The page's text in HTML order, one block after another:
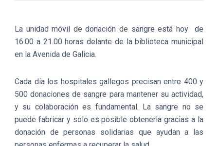
La unidad móvil de donación de sangre está hoy de
16.00 a 21.00 horas delante de la biblioteca municipal
en la Avenida de Galicia.
Cada día los hospitales gallegos precisan entre 400 y
500 donaciones de sangre para mantener su actividad,
y su colaboración es fundamental. La sangre no se
puede fabricar y solo es posible obtenerla gracias a la
donación de personas solidarias que ayudan a las